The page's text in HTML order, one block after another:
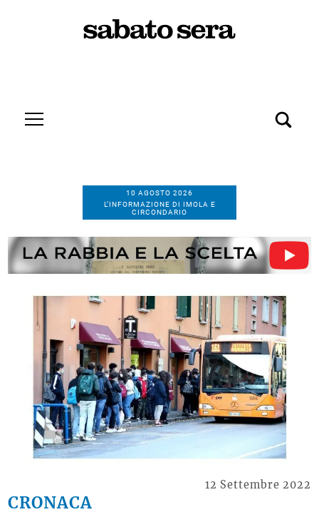
10 AGOSTO 2026
L’INFORMAZIONE DI IMOLA E
CIRCONDARIO
CRONACA
12 Settembre 2022